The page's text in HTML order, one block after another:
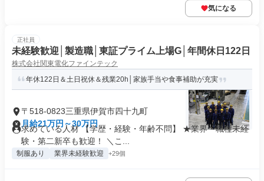
気になる
正社員
未経験歓迎│製造職│東証プライム上場G│年間休日122日
株式会社関東電化ファインテック
年休122日＆土日祝休＆残業20h│家族手当や食事補助が充実
〒518-0823三重県伊賀市四十九町
月給21万円～30万円
求めている人材 【学歴・経験・年齢不問】 ★業界・職種未経
験・第二新卒も歓迎！ ＼こ...
制服あり 業界未経験歓迎 +29個